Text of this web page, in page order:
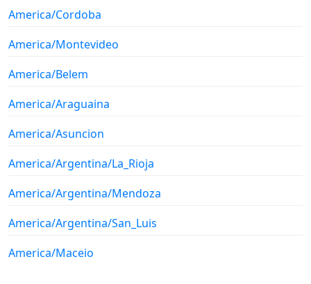
America/Cordoba
America/Montevideo
America/Belem
America/Araguaina
America/Asuncion
America/Argentina/La_Rioja
America/Argentina/Mendoza
America/Argentina/San_Luis
America/Maceio